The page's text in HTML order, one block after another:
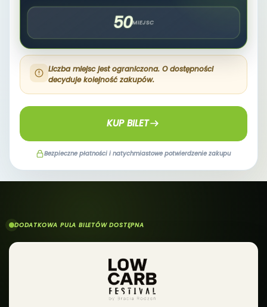
50MIEJSC
Liczba miejsc jest ograniczona. O dostępności
decyduje kolejność zakupów.
KUP BILET
Bezpieczne płatności i natychmiastowe potwierdzenie zakupu
DODATKOWA PULA BILETÓW DOSTĘPNA